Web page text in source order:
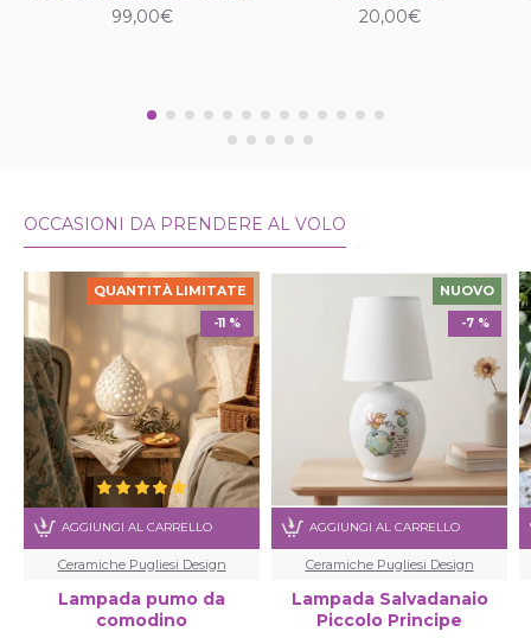
99,00€
20,00€
OCCASIONI DA PRENDERE AL VOLO
QUANTITÀ LIMITATE
-11 %
Ceramiche Pugliesi Design
Lampada pumo da
comodino
AGGIUNGI AL CARRELLO
NUOVO
-7 %
Ceramiche Pugliesi Design
Lampada Salvadanaio
Piccolo Principe
AGGIUNGI AL CARRELLO